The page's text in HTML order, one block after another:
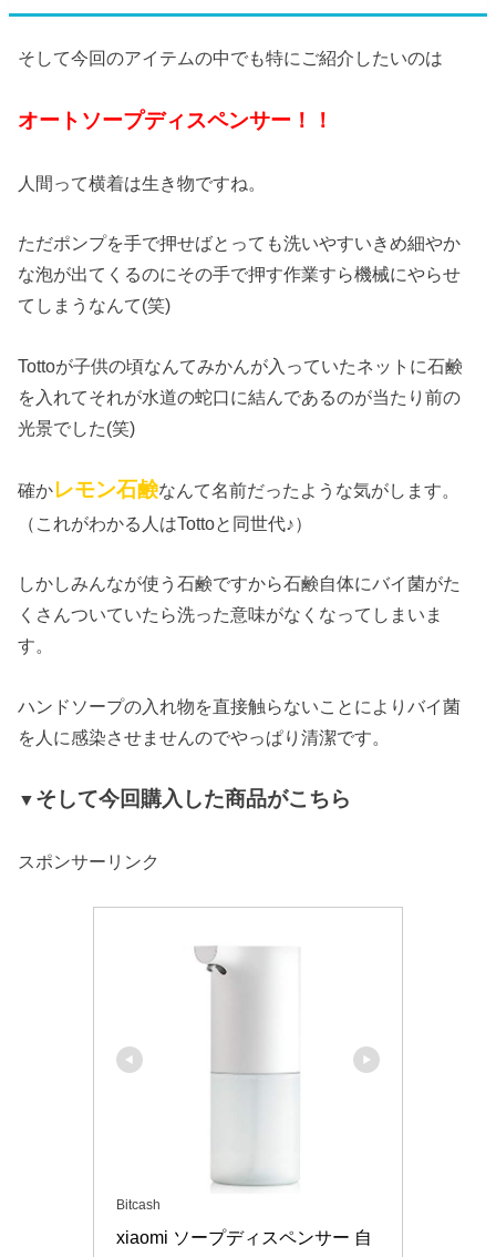
そして今回のアイテムの中でも特にご紹介したいのは
オートソープディスペンサー！！
人間って横着は生き物ですね。
ただポンプを手で押せばとっても洗いやすいきめ細やか
な泡が出てくるのにその手で押す作業すら機械にやらせ
てしまうなんて(笑)
Tottoが子供の頃なんてみかんが入っていたネットに石鹸
を入れてそれが水道の蛇口に結んであるのが当たり前の
光景でした(笑)
確かレモン石鹸なんて名前だったような気がします。
（これがわかる人はTottoと同世代♪）
しかしみんなが使う石鹸ですから石鹸自体にバイ菌がた
くさんついていたら洗った意味がなくなってしまいま
す。
ハンドソープの入れ物を直接触らないことによりバイ菌
を人に感染させませんのでやっぱり清潔です。
▼ そして今回購入した商品がこちら
スポンサーリンク
Bitcash
xiaomi ソープディスペンサー 自